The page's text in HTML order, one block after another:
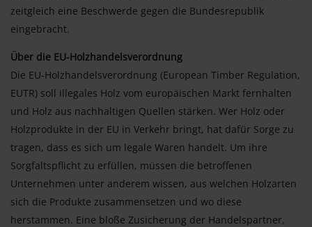
zeitgleich eine Beschwerde gegen die Bundesrepublik
eingebracht.
Über die EU-Holzhandelsverordnung
Die EU-Holzhandelsverordnung (European Timber Regulation,
EUTR) soll illegales Holz vom europäischen Markt fernhalten
und Holz aus nachhaltigen Quellen stärken. Wer Holz oder
Holzprodukte in der EU in Verkehr bringt, hat dafür Sorge zu
tragen, dass es sich um legale Waren handelt. Um ihre
Sorgfaltspflicht zu erfüllen, müssen die betroffenen
Unternehmen unter anderem wissen, aus welchen Holzarten
sich die Produkte zusammensetzen und wo diese
herstammen. Eine bloße Zusicherung der Handelspartner,